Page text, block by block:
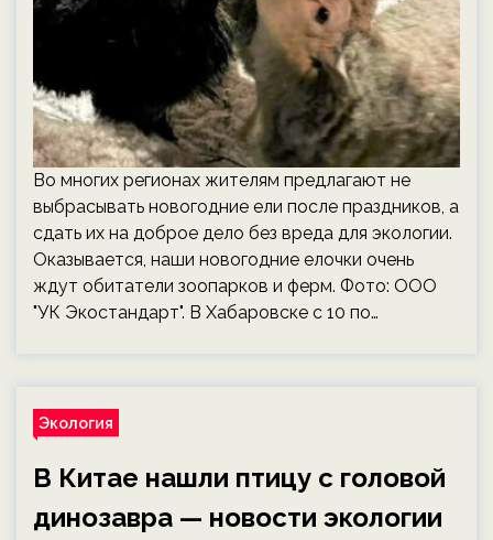
Во многих регионах жителям предлагают не
выбрасывать новогодние ели после праздников, а
сдать их на доброе дело без вреда для экологии.
Оказывается, наши новогодние елочки очень
ждут обитатели зоопарков и ферм. Фото: ООО
"УК Экостандарт". В Хабаровске с 10 по…
Экология
В Китае нашли птицу с головой
динозавра — новости экологии